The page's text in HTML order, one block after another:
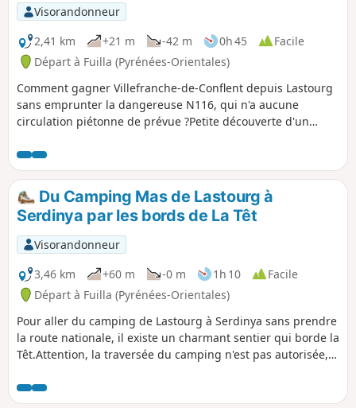
un paysage bien typique des Pyrénées
catalanes : montagne, et pourtant
constructions et végétation
méditerranéennes.
Visorandonneur
2,41 km
+21 m -42 m 0h 45
Facile
Départ à Fuilla (Pyrénées-Orientales)
Comment gagner Villefranche-de-Conflent depuis Lastourg
sans emprunter la dangereuse N116, qui n'a aucune
circulation piétonne de prévue ?Petite découverte d'un
randonnée qui emprunte un itinéraire partiellement sur le
terrain d'ERDF (non clôturé), se fait à vos risques et périls !
Du Camping Mas de Lastourg à
Serdinya par les bords de La Têt
Visorandonneur
3,46 km
+60 m -0 m 1h 10
Facile
Départ à Fuilla (Pyrénées-Orientales)
Pour aller du camping de Lastourg à Serdinya sans prendre
la route nationale, il existe un charmant sentier qui borde la
Têt.Attention, la traversée du camping n'est pas autorisée,